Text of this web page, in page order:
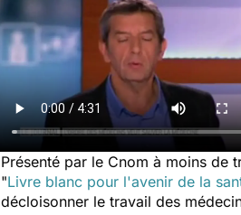
Présenté par le Cnom à moins de
"Livre blanc pour l'avenir de la
décloisonner le travail des